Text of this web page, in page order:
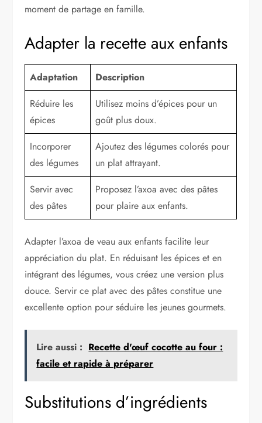
moment de partage en famille.
Adapter la recette aux enfants
Adaptation
Description
Réduire les
épices
Utilisez moins d’épices pour un
goût plus doux.
Incorporer
des légumes
Ajoutez des légumes colorés pour
un plat attrayant.
Servir avec
des pâtes
Proposez l’axoa avec des pâtes
pour plaire aux enfants.
Adapter l’axoa de veau aux enfants facilite leur
appréciation du plat. En réduisant les épices et en
intégrant des légumes, vous créez une version plus
douce. Servir ce plat avec des pâtes constitue une
excellente option pour séduire les jeunes gourmets.
Lire aussi : Recette d'œuf cocotte au four :
facile et rapide à préparer
Substitutions d’ingrédients